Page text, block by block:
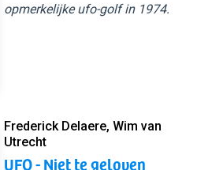
opmerkelijke ufo-golf in 1974.
Frederick Delaere, Wim van
Utrecht
UFO - Niet te geloven